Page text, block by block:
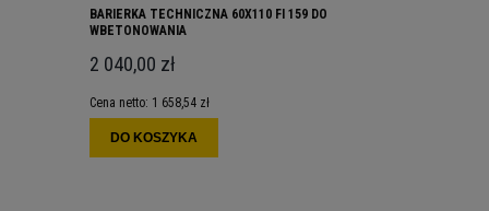
BARIERKA TECHNICZNA 60X110 FI 159 DO
WBETONOWANIA
2 040,00 zł
Cena netto: 1 658,54 zł
DO KOSZYKA